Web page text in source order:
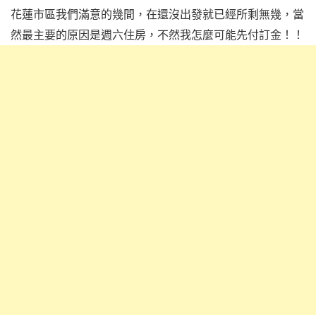
花蓮市區我們滿意的幾間，在還沒出發就已經所剩無幾，當
然最主要的原因是週六住房，不然我怎麼可能先付訂金！！